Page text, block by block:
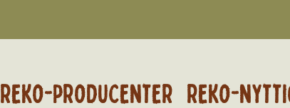
REKO-PRODUCENTER REKO-